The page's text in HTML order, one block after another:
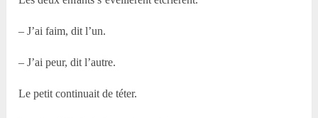
– J’ai faim, dit l’un.
– J’ai peur, dit l’autre.
Le petit continuait de téter.